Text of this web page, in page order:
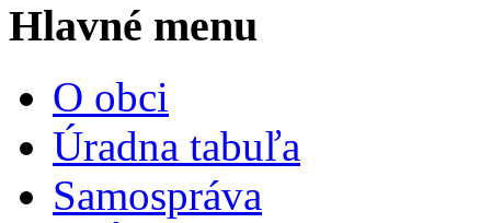
Hlavné menu
O obci
Úradna tabuľa
Samospráva